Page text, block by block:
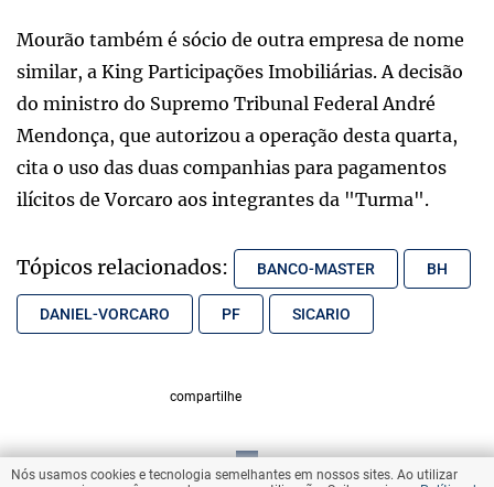
Mourão também é sócio de outra empresa de nome
similar, a King Participações Imobiliárias. A decisão
do ministro do Supremo Tribunal Federal André
Mendonça, que autorizou a operação desta quarta,
cita o uso das duas companhias para pagamentos
ilícitos de Vorcaro aos integrantes da "Turma".
Tópicos relacionados: BANCO-MASTER BH
DANIEL-VORCARO PF SICARIO
compartilhe
Nós usamos cookies e tecnologia semelhantes em nossos sites. Ao utilizar